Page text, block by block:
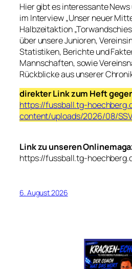
Hier gibt es interessante News
im Interview „Unser neuer
Halbzeitaktion
über unsere Junioren,
Statistiken, Berichte und
Mannschaften, sowie
Rückblicke aus unserer
direkter Link zum Heft
https://fussball.tg-
content/uploads/2026/08/
Link zu unseren
https://fussball.tg-
6. August 2026